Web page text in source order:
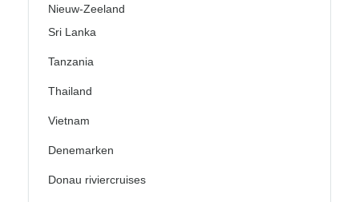
Nieuw-Zeeland
Sri Lanka
Tanzania
Thailand
Vietnam
Denemarken
Donau riviercruises